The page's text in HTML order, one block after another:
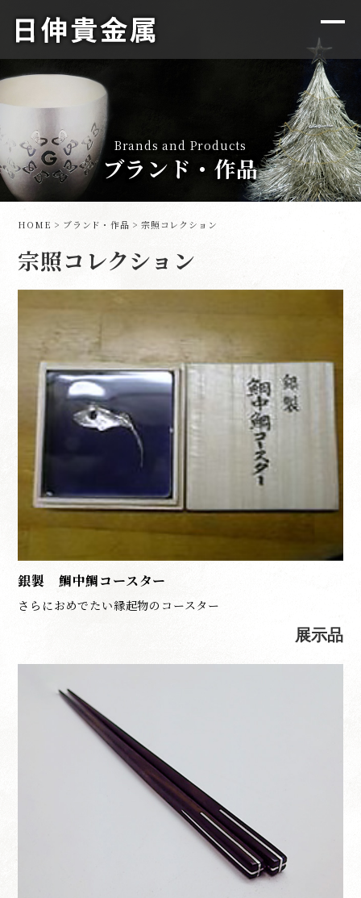
Brands and Products
ブランド・作品
HOME > ブランド・作品 >宗照コレクション
宗照コレクション
銀製 鯛中鯛コースター
さらにおめでたい縁起物のコースター
展示品